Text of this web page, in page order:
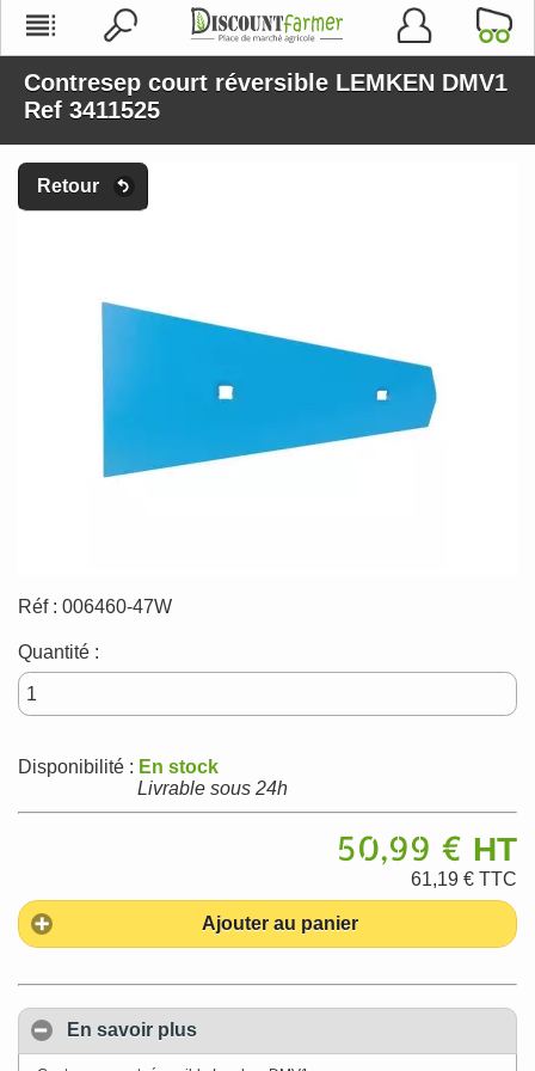
Contresep court réversible LEMKEN DMV1
Ref 3411525
Retour
Réf : 006460-47W
Quantité :
Disponibilité : En stock
Livrable sous 24h
50,99 € HT
61,19 € TTC
Ajouter au panier
En savoir plus